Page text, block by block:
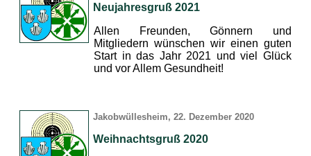
Neujahresgruß 2021
Allen Freunden, Gönnern und
Mitgliedern wünschen wir einen guten
Start in das Jahr 2021 und viel Glück
und vor Allem Gesundheit!
Jakobwüllesheim, 22. Dezember 2020
Weihnachtsgruß 2020